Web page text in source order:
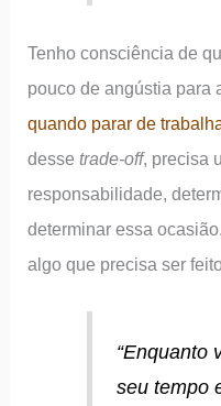
Tenho consciência de
pouco de angústia para
quando parar de
dessetrade-off, precisa
responsabilidade,
determinar essa
algo que precisa ser
“Enquanto
seu tempo